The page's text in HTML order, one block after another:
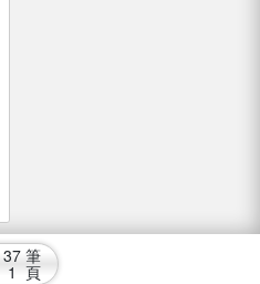
37 筆
1 頁